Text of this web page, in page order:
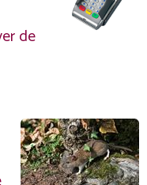
de